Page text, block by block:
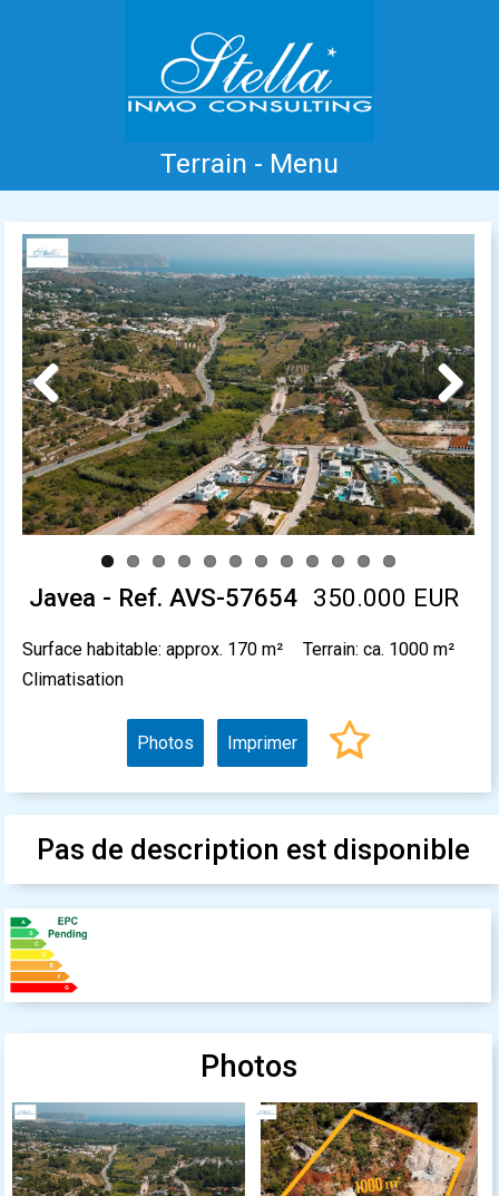
Terrain - Menu
Accueil Costa Blanca Vente Location
Nouvelle Construction Information
Références Contact
Previous Next
Javea - Ref. AVS-57654 350.000 EUR
Surface habitable: approx. 170 m²
Terrain: ca. 1000 m²
Climatisation
Photos Imprimer
Pas de description est disponible
Photos